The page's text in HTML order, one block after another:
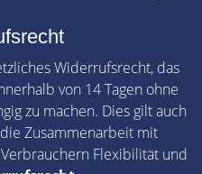
Widerrufsrecht, das
von 14 Tagen ohne
zu machen. Dies gilt auch
Zusammenarbeit mit
Flexibilität und